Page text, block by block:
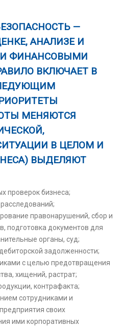
—
АНАЛИЗЕ И
ФИНАНСОВЫМИ
ВКЛЮЧАЕТ В
МЕНЯЮТСЯ
В ЦЕЛОМ И
ВЫДЕЛЯЮТ
проверок бизнеса;
правонарушений, сбор и
подготовка документов для
органы, суд;
задолженности;
с целью предотвращения
хищений, растрат;
контрафакта;
сотрудниками и
своих
ими корпоративных